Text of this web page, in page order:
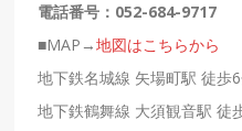
電話番号： 052-684-9717
■MAP→地図はこちらから
地下鉄名城線 矢場町駅 徒歩
地下鉄鶴舞線 大須観音駅 徒